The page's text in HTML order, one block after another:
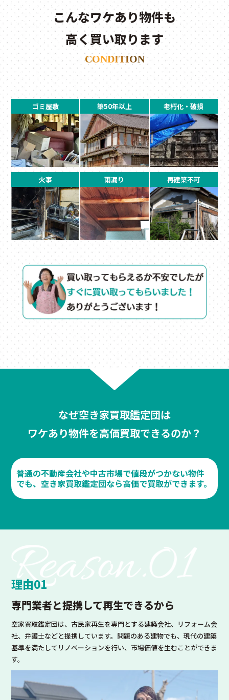
こんなワケあり物件も
高く買い取ります
CONDITION
ゴミ屋敷 築50年以上 老朽化・破損
火事 雨漏り 再建築不可
なぜ空き家買取鑑定団は
ワケあり物件を高価買取できるのか？
普通の不動産会社や中古市場で値段がつかない物件
でも、空き家買取鑑定団なら高価で買取ができます。
理由01
専門業者と提携して再生できるから
空家買取鑑定団は、古民家再生を専門とする建築会社、リフォーム会
社、弁護士などと提携しています。問題のある建物でも、現代の建築
基準を満たしてリノベーションを行い、市場価値を生むことができま
す。